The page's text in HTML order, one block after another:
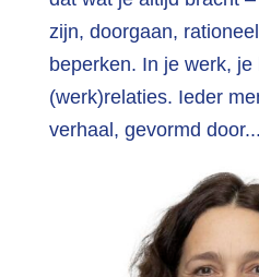
zijn, doorgaan,
beperken. In je werk,
(werk)relaties. Ieder
verhaal, gevormd door...